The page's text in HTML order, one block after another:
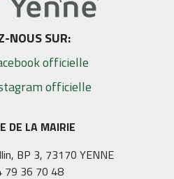
DE LA MAIRIE
BP 3, 73170 YENNE
79 36 70 48
NOUS SUR:
officielle
officielle